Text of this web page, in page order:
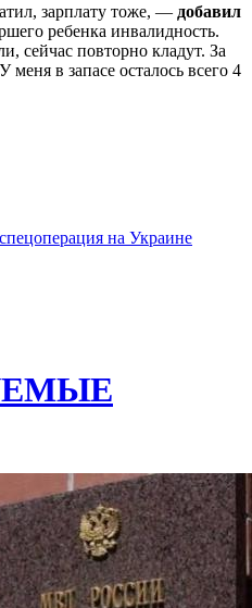
зарплату тоже, — добавил
ребенка инвалидность.
сейчас повторно кладут. За
в запасе осталось всего 4
спецоперация на Украине